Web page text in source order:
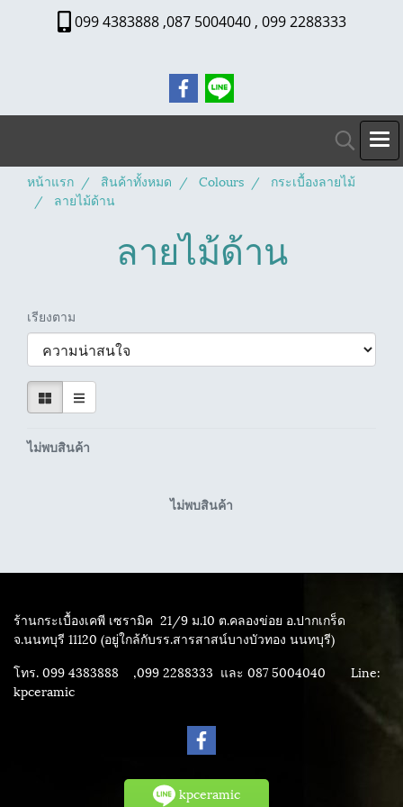
099 4383888 ,087 5004040 , 099 2288333
หน้าแรก สินค้าทั้งหมด Colours
กระเบื้องลายไม้
ลายไม้ด้าน
ลายไม้ด้าน
เรียงตาม
ไม่พบสินค้า
ไม่พบสินค้า
ร้านกระเบื้องเคพี เซรามิค 21/9 ม.10 ต.คลองข่อย อ.ปากเกร็ด
จ.นนทบุรี 11120 (อยู่ใกล้กับรร.สารสาสน์บางบัวทอง นนทบุรี)
โทร. 099 4383888 ,099 2288333 และ 087 5004040 Line:
kpceramic
kpceramic